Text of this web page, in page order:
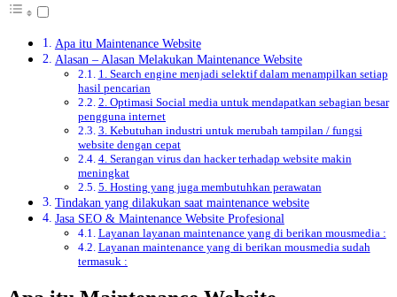
Apa itu Maintenance Website
Alasan – Alasan Melakukan Maintenance Website
1. Search engine menjadi selektif dalam menampilkan setiap
hasil pencarian
2. Optimasi Social media untuk mendapatkan sebagian besar
pengguna internet
3. Kebutuhan industri untuk merubah tampilan / fungsi
website dengan cepat
4. Serangan virus dan hacker terhadap website makin
meningkat
5. Hosting yang juga membutuhkan perawatan
Tindakan yang dilakukan saat maintenance website
Jasa SEO & Maintenance Website Profesional
Layanan layanan maintenance yang di berikan mousmedia :
Layanan maintenance yang di berikan mousmedia sudah
termasuk :